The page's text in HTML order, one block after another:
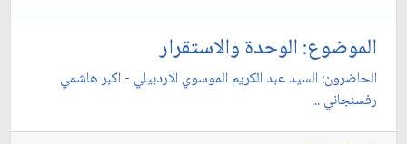
الموضوع: الوحدة والاستقرار
الحاضرون: السيد عبد الكريم الموسوي الاردبيلي - اكبر هاشمي
رفسنجاني ...